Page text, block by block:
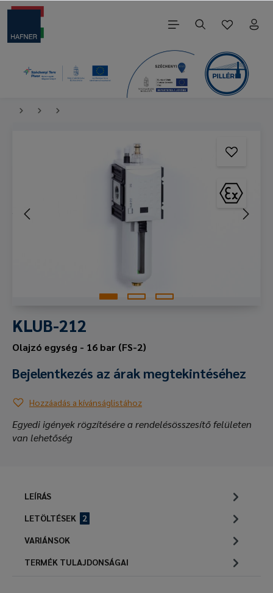
KLUB-212
Olajzó egység - 16 bar (FS-2)
Bejelentkezés az árak megtekintéséhez
Hozzáadás a kívánságlistához
Egyedi igények rögzítésére a rendelésösszesítő felületen
van lehetőség
LEÍRÁS
LETÖLTÉSEK
2
VARIÁNSOK
TERMÉK TULAJDONSÁGAI